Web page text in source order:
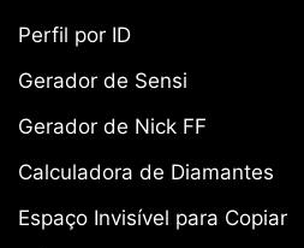
Perfil por ID
Gerador de Sensi
Gerador de Nick FF
Calculadora de Diamantes
Espaço Invisível para Copiar